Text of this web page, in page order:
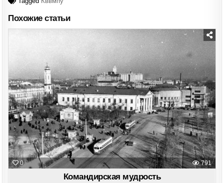
Похожие статьи
0 791
Командирская мудрость